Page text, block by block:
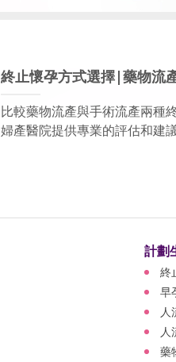
終止懷孕方式選擇|藥物流
比較藥物流產與手術流產兩種
婦產醫院提供專業的評估和建
計劃
終
早
人
人
藥